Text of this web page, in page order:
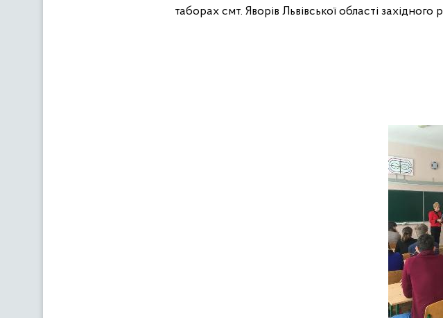
таборах смт. Яворів Львівської області західного